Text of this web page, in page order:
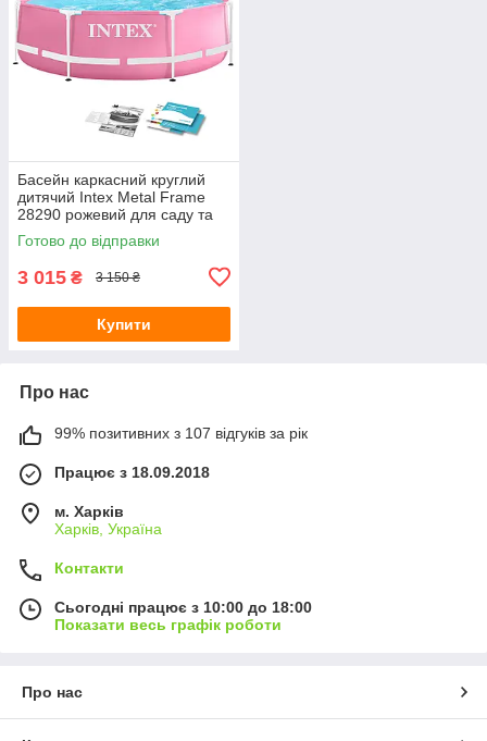
Басейн каркасний круглий
дитячий Intex Metal Frame
28290 рожевий для саду та
дачі 244х76 см
Готово до відправки
3 015 ₴ 3 150 ₴
Купити
Про нас
99% позитивних з 107 відгуків за рік
Працює з 18.09.2018
м. Харків
Харків, Україна
Контакти
Сьогодні працює з 10:00 до 18:00
Показати весь графік роботи
Про нас